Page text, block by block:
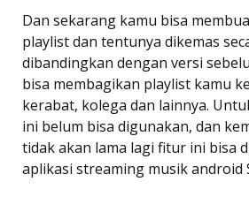
Dan sekarang kamu bisa
playlist dan tentunya dikemas
dibandingkan dengan versi
bisa membagikan playlist kamu
kerabat, kolega dan lainnya.
ini belum bisa digunakan, dan
tidak akan lama lagi fitur ini bisa
aplikasi streaming musik android